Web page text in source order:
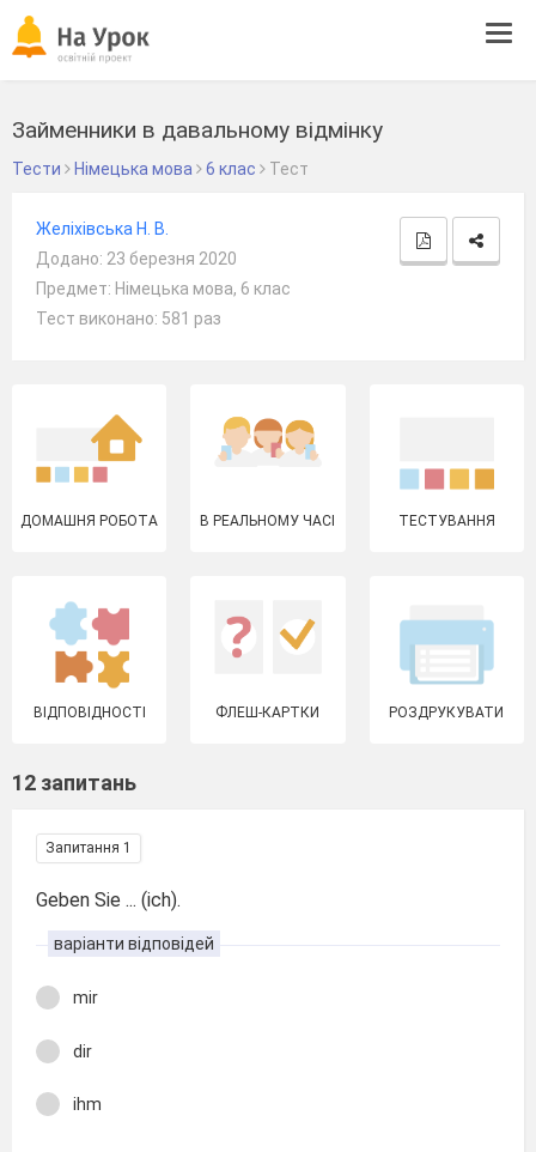
Займенники в давальному відмінку
Тести Німецька мова 6 клас Тест
Желіхівська Н. В.
Додано: 23 березня 2020
Предмет: Німецька мова, 6 клас
Тест виконано: 581 раз
ДОМАШНЯ РОБОТА В РЕАЛЬНОМУ ЧАСІ ТЕСТУВАННЯ
ВІДПОВІДНОСТІ ФЛЕШ-КАРТКИ РОЗДРУКУВАТИ
12 запитань
Запитання 1
Geben Sie ... (ich).
варіанти відповідей
mir
dir
ihm